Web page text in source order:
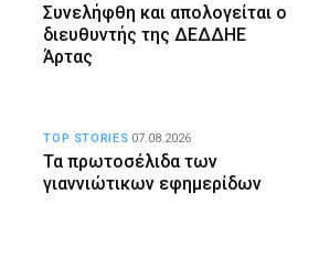
Συνελήφθη και απολογείται ο
διευθυντής της ΔΕΔΔΗΕ
Άρτας
Τα πρωτοσέλιδα των
γιαννιώτικων εφημερίδων
TOP STORIES 07.08.2026